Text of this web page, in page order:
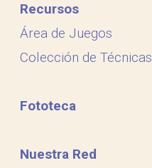
Recursos
Área de Juegos
Colección de Técnicas
Fototeca
Nuestra Red